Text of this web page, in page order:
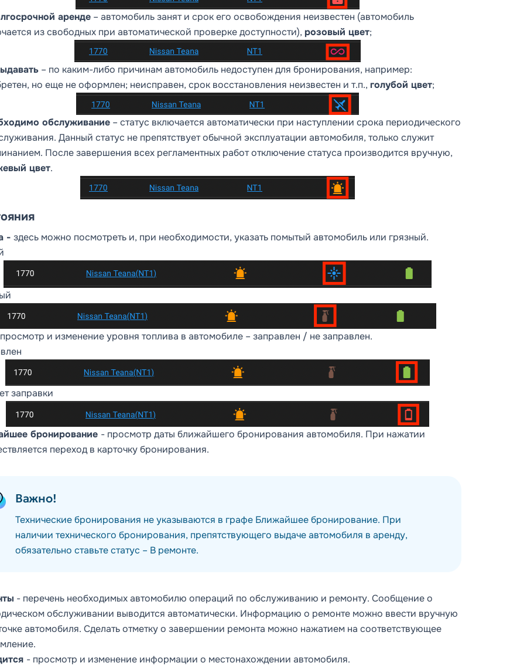
аренде – автомобиль занят и срок его освобождения неизвестен (автомобиль
из свободных при автоматической проверке доступности), розовый цвет;
– по каким-либо причинам автомобиль недоступен для бронирования, например:
но еще не оформлен; неисправен, срок восстановления неизвестен и т.п., голубой цвет;
обслуживание – статус включается автоматически при наступлении срока периодического
Данный статус не препятствует обычной эксплуатации автомобиля, только служит
После завершения всех регламентных работ отключение статуса производится вручную,
цвет.
- здесь можно посмотреть и, при необходимости, указать помытый автомобиль или грязный.
просмотр и изменение уровня топлива в автомобиле – заправлен / не заправлен.
заправки
бронирование - просмотр даты ближайшего бронирования автомобиля. При нажатии
переход в карточку бронирования.
Важно!
Технические бронирования не указываются в графе Ближайшее бронирование. При
наличии технического бронирования, препятствующего выдаче автомобиля в аренду,
обязательно ставьте статус – В ремонте.
- перечень необходимых автомобилю операций по обслуживанию и ремонту. Сообщение о
обслуживании выводится автоматически. Информацию о ремонте можно ввести вручную
автомобиля. Сделать отметку о завершении ремонта можно нажатием на соответствующее
- просмотр и изменение информации о местонахождении автомобиля.